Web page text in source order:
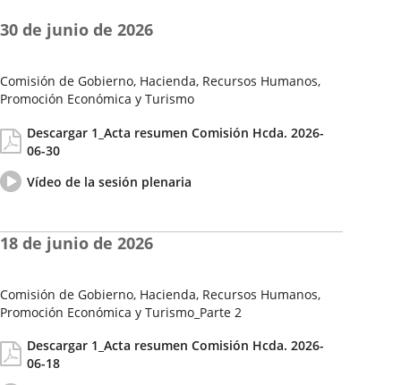
Comisión de Gobierno, Hacienda, Recursos Humanos,
Promoción Económica y Turismo
de
la
Sesión
30 de junio de 2026
Descargar 1_Acta resumen Comisión Hcda. 2026-
06-30
Vídeo
del
Vídeo de la sesión plenaria
aplicación
Comisión de Gobierno, Hacienda, Recursos Humanos,
Promoción Económica y Turismo_Parte 2
de
la
Sesión
18 de junio de 2026
Descargar 1_Acta resumen Comisión Hcda. 2026-
06-18